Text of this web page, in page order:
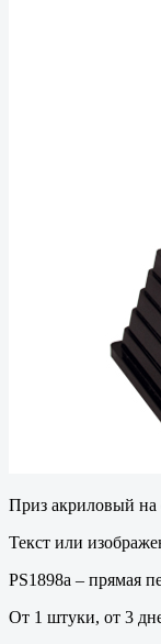
Приз акриловый на
Текст или
PS1898a – прямая
От 1 штуки, от 3